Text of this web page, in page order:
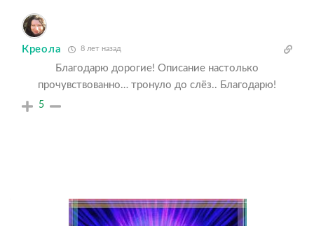
Креола 8 лет назад
Благодарю дорогие! Описание настолько
прочувствованно… тронуло до слёз.. Благодарю!
5